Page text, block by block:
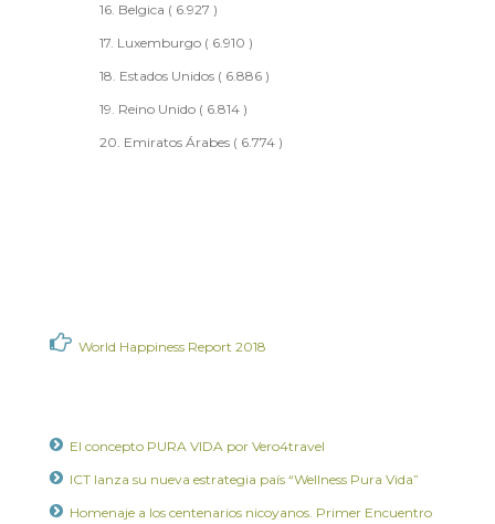
16. Belgica ( 6.927 )
17. Luxemburgo ( 6.910 )
18. Estados Unidos ( 6.886 )
19. Reino Unido ( 6.814 )
20. Emiratos Árabes ( 6.774 )
World Happiness Report 2018
El concepto PURA VIDA por Vero4travel
ICT lanza su nueva estrategia país “Wellness Pura Vida”
Homenaje a los centenarios nicoyanos. Primer Encuentro